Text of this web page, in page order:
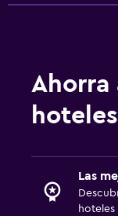
Ahorra
Las
hoteles